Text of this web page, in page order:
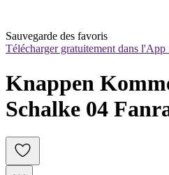
Sauvegarde des favoris
Télécharger gratuitement dans l'App
Knappen
Schalke 04